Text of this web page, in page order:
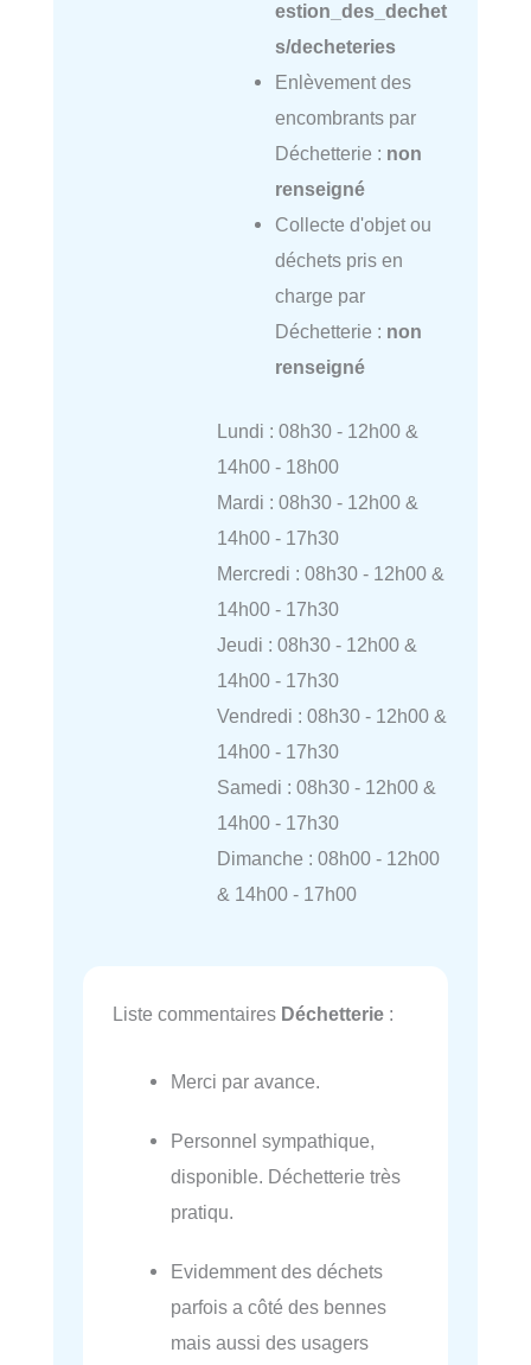
estion_des_dechet
s/decheteries
Enlèvement des
encombrants par
Déchetterie : non
renseigné
Collecte d'objet ou
déchets pris en
charge par
Déchetterie : non
renseigné
Lundi : 08h30 - 12h00 &
14h00 - 18h00
Mardi : 08h30 - 12h00 &
14h00 - 17h30
Mercredi : 08h30 - 12h00 &
14h00 - 17h30
Jeudi : 08h30 - 12h00 &
14h00 - 17h30
Vendredi : 08h30 - 12h00 &
14h00 - 17h30
Samedi : 08h30 - 12h00 &
14h00 - 17h30
Dimanche : 08h00 - 12h00
& 14h00 - 17h00
Liste commentaires Déchetterie :
Merci par avance.
Personnel sympathique,
disponible. Déchetterie très
pratiqu.
Evidemment des déchets
parfois a côté des bennes
mais aussi des usagers